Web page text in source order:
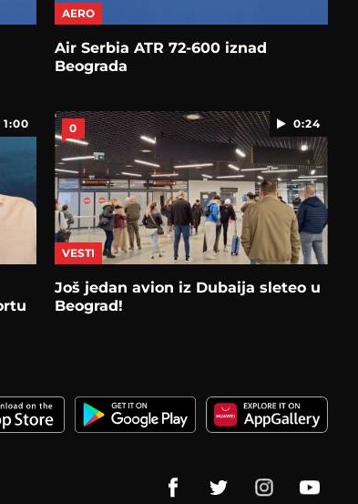
AERO
Air Serbia ATR 72-600 iznad
Beograda
1:00 0:24
0
VESTI
Još jedan avion iz Dubaija sleteo u
Beograd!